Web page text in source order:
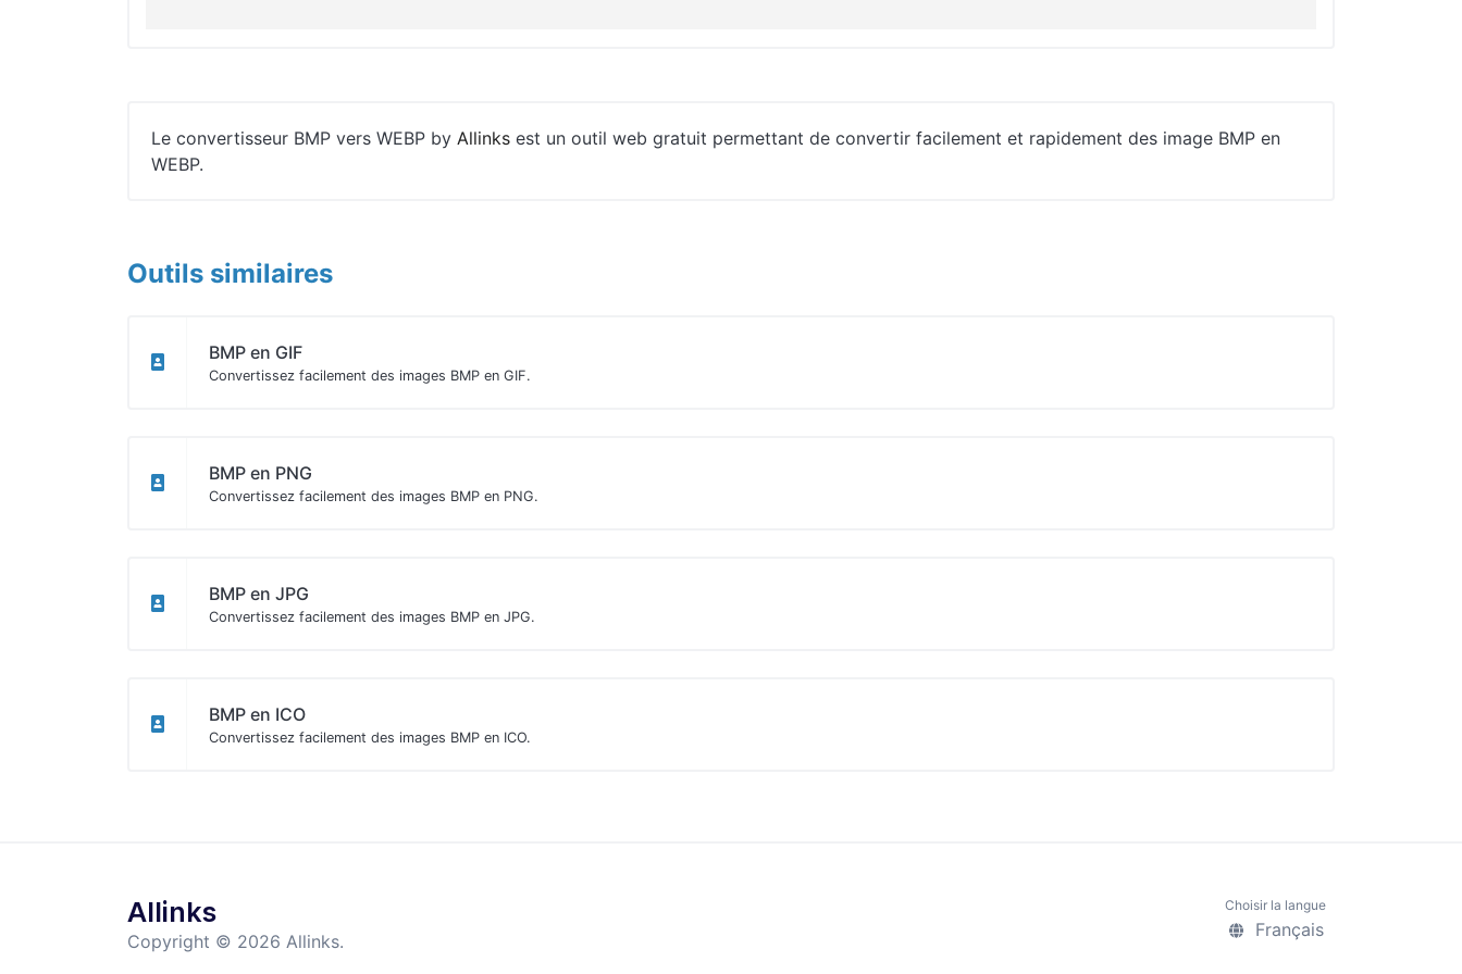
Le convertisseur BMP vers WEBP by Allinks est un outil web gratuit permettant de convertir facilement et rapidement des image BMP en
WEBP.
Outils similaires
BMP en GIF
Convertissez facilement des images BMP en GIF.
BMP en PNG
Convertissez facilement des images BMP en PNG.
BMP en JPG
Convertissez facilement des images BMP en JPG.
BMP en ICO
Convertissez facilement des images BMP en ICO.
Allinks
Copyright © 2026 Allinks.
Choisir la langue
Français